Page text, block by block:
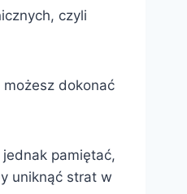
czyli
dokonać
pamiętać,
uniknąć strat w